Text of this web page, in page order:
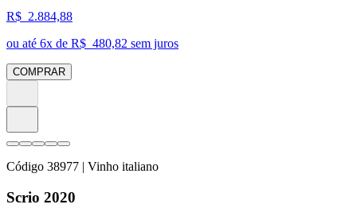
R$ 2.884,88
ou até 6x de R$ 480,82 sem juros
COMPRAR
Código 38977 | Vinho italiano
Scrio 2020